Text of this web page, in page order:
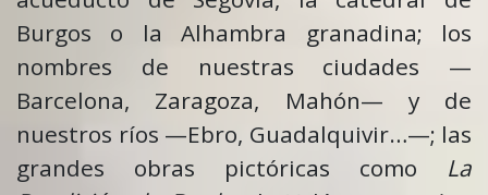
Burgos o la Alhambra granadina; los
nombres de nuestras ciudades —
Barcelona, Zaragoza, Mahón— y de
nuestros ríos —Ebro, Guadalquivir…—; las
grandes obras pictóricas como La